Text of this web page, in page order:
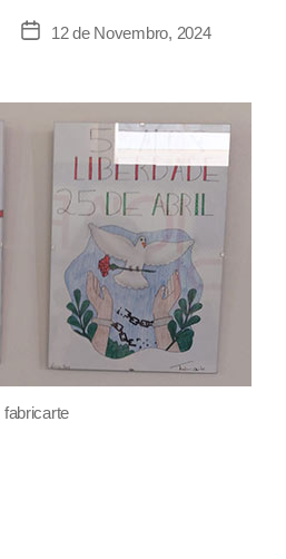
12 de Novembro, 2024
fabricarte